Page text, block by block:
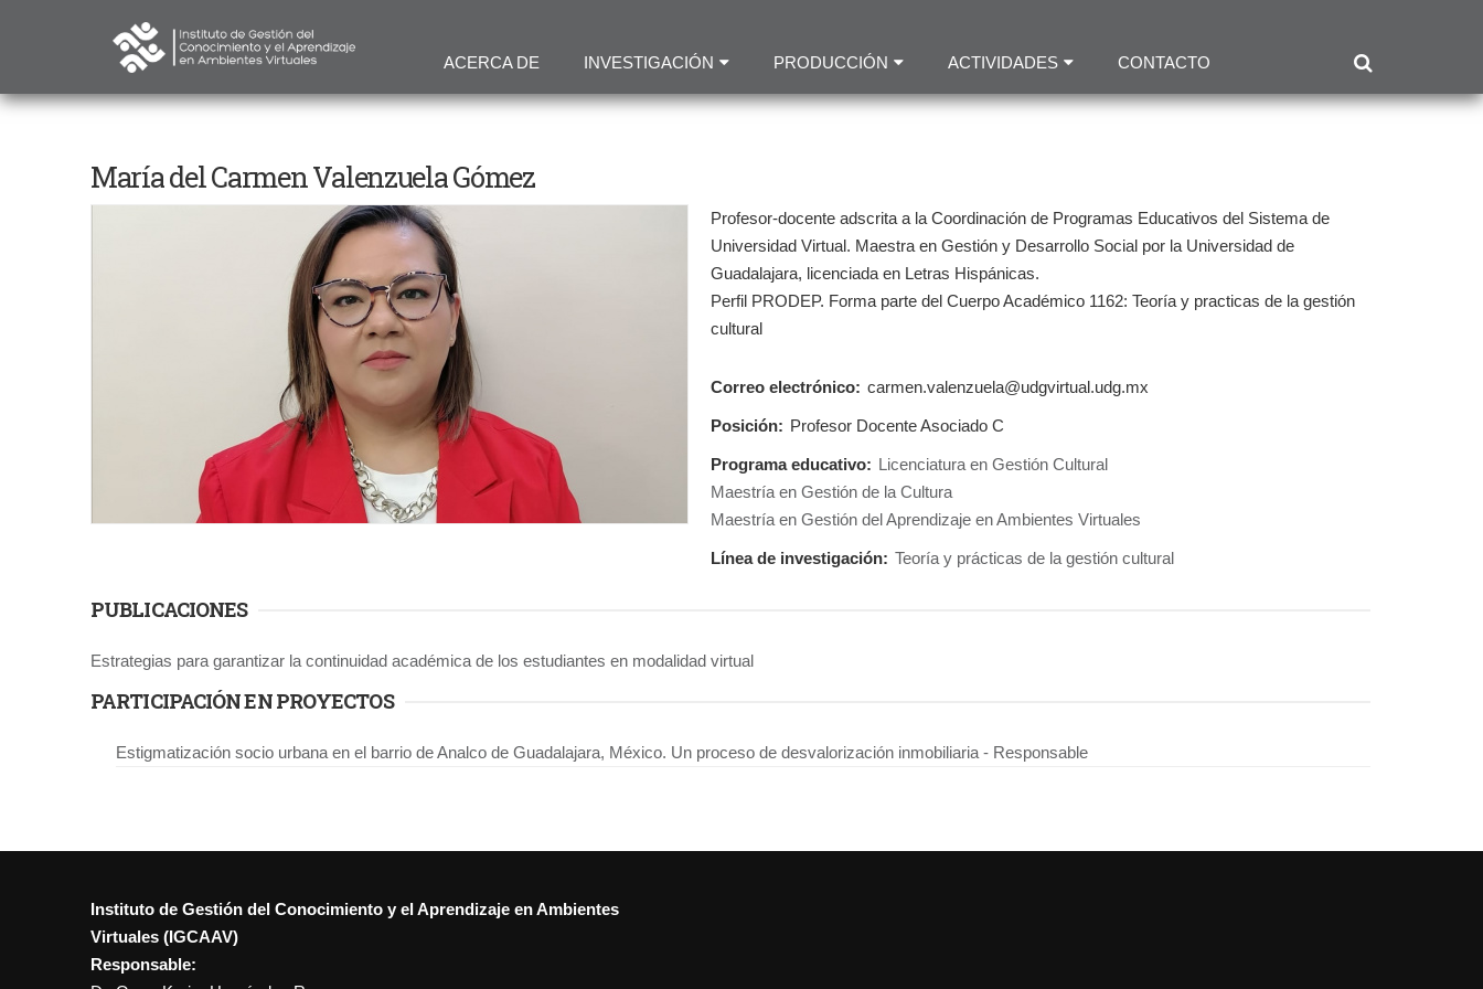
contenido
principal
ACERCA DE INVESTIGACIÓN PRODUCCIÓN ACTIVIDADES CONTACTO
María del Carmen Valenzuela Gómez
Profesor-docente adscrita a la Coordinación de Programas Educativos del Sistema de
Universidad Virtual. Maestra en Gestión y Desarrollo Social por la Universidad de
Guadalajara, licenciada en Letras Hispánicas.
Perfil PRODEP. Forma parte del Cuerpo Académico 1162: Teoría y practicas de la gestión
cultural
Correo electrónico: carmen.valenzuela@udgvirtual.udg.mx
Posición: Profesor Docente Asociado C
Programa educativo: Licenciatura en Gestión Cultural
Maestría en Gestión de la Cultura
Maestría en Gestión del Aprendizaje en Ambientes Virtuales
Línea de investigación: Teoría y prácticas de la gestión cultural
PUBLICACIONES
Estrategias para garantizar la continuidad académica de los estudiantes en modalidad virtual
PARTICIPACIÓN EN PROYECTOS
Estigmatización socio urbana en el barrio de Analco de Guadalajara, México. Un proceso de desvalorización inmobiliaria - Responsable
Instituto de Gestión del Conocimiento y el Aprendizaje en Ambientes
Virtuales (IGCAAV)
Responsable: